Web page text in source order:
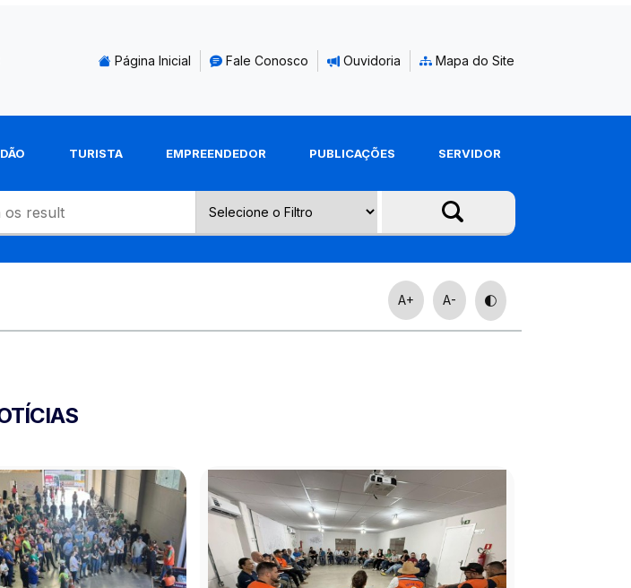
Página Inicial Fale Conosco Ouvidoria Mapa do Site
TURISTA EMPREENDEDOR PUBLICAÇÕES SERVIDOR
A+ A-